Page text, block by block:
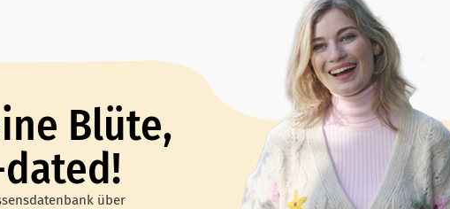
Blüte,
über